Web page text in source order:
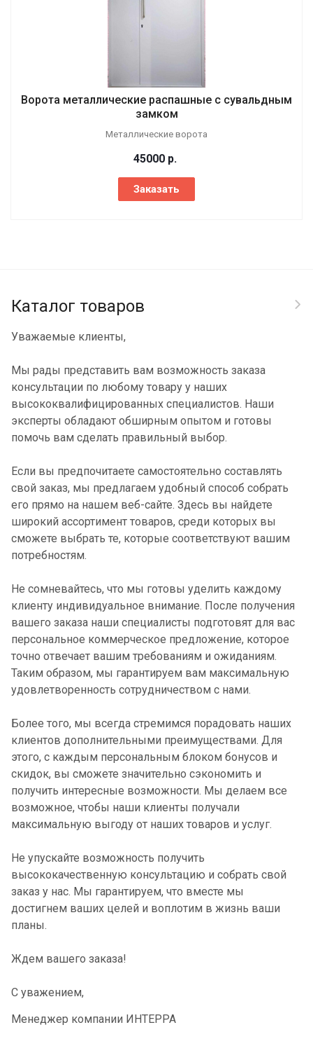
Ворота металлические распашные с сувальдным
замком
Металлические ворота
45000 р.
Заказать
Каталог товаров
Уважаемые клиенты,
Мы рады представить вам возможность заказа
консультации по любому товару у наших
высококвалифицированных специалистов. Наши
эксперты обладают обширным опытом и готовы
помочь вам сделать правильный выбор.
Если вы предпочитаете самостоятельно составлять
свой заказ, мы предлагаем удобный способ собрать
его прямо на нашем веб-сайте. Здесь вы найдете
широкий ассортимент товаров, среди которых вы
сможете выбрать те, которые соответствуют вашим
потребностям.
Не сомневайтесь, что мы готовы уделить каждому
клиенту индивидуальное внимание. После получения
вашего заказа наши специалисты подготовят для вас
персональное коммерческое предложение, которое
точно отвечает вашим требованиям и ожиданиям.
Таким образом, мы гарантируем вам максимальную
удовлетворенность сотрудничеством с нами.
Более того, мы всегда стремимся порадовать наших
клиентов дополнительными преимуществами. Для
этого, с каждым персональным блоком бонусов и
скидок, вы сможете значительно сэкономить и
получить интересные возможности. Мы делаем все
возможное, чтобы наши клиенты получали
максимальную выгоду от наших товаров и услуг.
Не упускайте возможность получить
высококачественную консультацию и собрать свой
заказ у нас. Мы гарантируем, что вместе мы
достигнем ваших целей и воплотим в жизнь ваши
планы.
Ждем вашего заказа!
С уважением,
Менеджер компании ИНТЕРРА